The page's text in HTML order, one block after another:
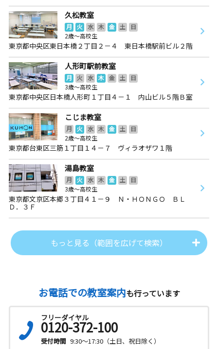
久松教室
月 火 水 木 金 土
日
2歳～高校生
東京都中央区東日本橋２丁目２－４ 東日本橋駅前ビル２階
人形町駅前教室
月 火 水 木 金 土
日
3歳～高校生
東京都中央区日本橋人形町１丁目４－１ 内山ビル５階Ｂ室
こじま教室
月 火 水 木 金 土
日
2歳～高校生
東京都台東区三筋１丁目１４－７ ヴィラオザワ１階
湯島教室
月 火 水 木 金 土
日
3歳～高校生
東京都文京区本郷３丁目４１－９ Ｎ・ＨＯＮＧＯ ＢＬ
Ｄ．３Ｆ
もっと見る（範囲を広げて検索）
お電話での教室案内も行っています
フリーダイヤル
0120-372-100
受付時間 9:30～17:30（土日、祝日除く）